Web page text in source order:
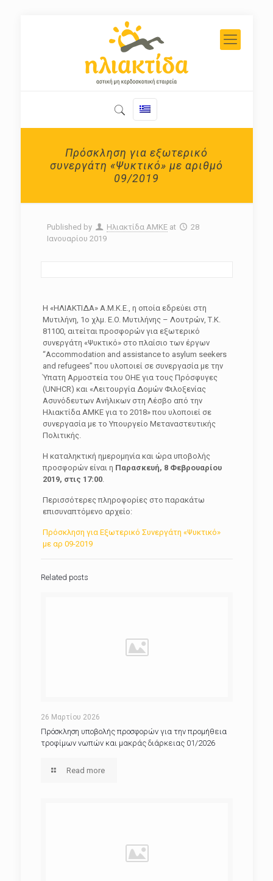
Πρόσκληση για εξωτερικό
συνεργάτη «Ψυκτικό» με αριθμό
09/2019
Published by Ηλιακτίδα ΑΜΚΕ at
28
Ιανουαρίου 2019
Η «ΗΛΙΑΚΤΙΔΑ» Α.Μ.Κ.Ε., η οποία εδρεύει στη
Μυτιλήνη, 1ο χλμ. E.O. Μυτιλήνης – Λουτρών, Τ.Κ.
81100, αιτείται προσφορών για εξωτερικό
συνεργάτη «Ψυκτικό» στο πλαίσιο των έργων
“Accommodation and assistance to asylum seekers
and refugees” που υλοποιεί σε συνεργασία με την
Ύπατη Αρμοστεία του ΟΗΕ για τους Πρόσφυγες
(UNHCR) και «Λειτουργία Δομών Φιλοξενίας
Ασυνόδευτων Ανήλικων στη Λέσβο από την
Ηλιακτίδα ΑΜΚΕ για το 2018» που υλοποιεί σε
συνεργασία με το Υπουργείο Μεταναστευτικής
Πολιτικής.
Η καταληκτική ημερομηνία και ώρα υποβολής
προσφορών είναι η Παρασκευή, 8 Φεβρουαρίου
2019, στις 17:00.
Περισσότερες πληροφορίες στο παρακάτω
επισυναπτόμενο αρχείο:
Πρόσκληση για Εξωτερικό Συνεργάτη «Ψυκτικό»
με αρ 09-2019
Related posts
26 Μαρτίου 2026
Πρόσκληση υποβολής προσφορών για την προμήθεια
τροφίμων νωπών και μακράς διάρκειας 01/2026
Read more